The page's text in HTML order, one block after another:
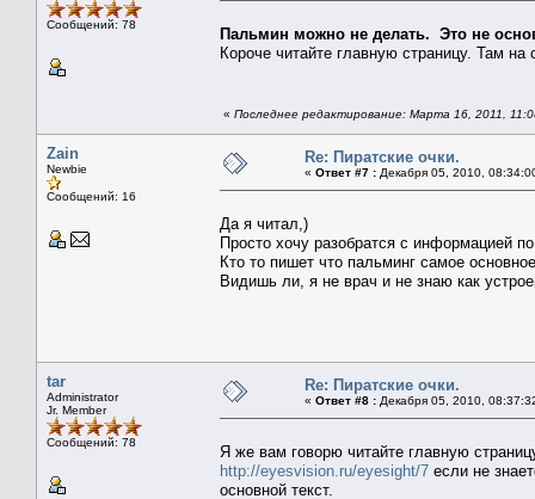
Сообщений: 78
Пальмин можно не делать. Это не
Короче читайте главную страницу. Там на
« Последнее редактирование: Марта 16, 2011,
Zain
Newbie
Сообщений: 16
Re: Пиратские очки.
« Ответ #7 : Декабря 05, 2010,
Да я читал,)
Просто хочу разобратся с информацией
Кто то пишет что пальминг самое
Видишь ли, я не врач и не знаю как
tar
Administrator
Jr. Member
Сообщений: 78
Re: Пиратские очки.
« Ответ #8 : Декабря 05, 2010,
Я же вам говорю читайте главную
http://eyesvision.ru/eyesight/7 если не
основной текст.